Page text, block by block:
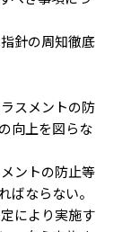
針の周知徹底
スメントの防
向上を図らな
ントの防止等
ばならない。
により実施す